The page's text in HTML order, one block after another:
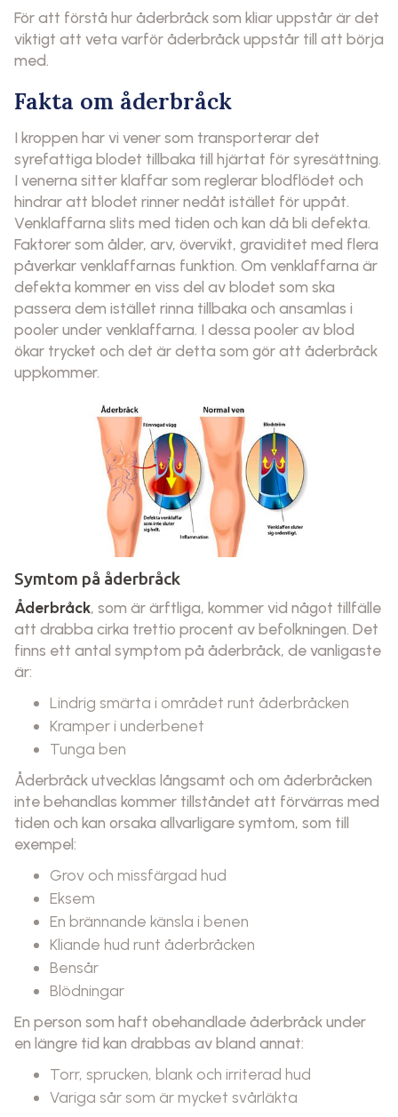
För att förstå hur åderbråck som kliar uppstår är det
viktigt att veta varför åderbråck uppstår till att börja
med.
Fakta om åderbråck
I kroppen har vi vener som transporterar det
syrefattiga blodet tillbaka till hjärtat för syresättning.
I venerna sitter klaffar som reglerar blodflödet och
hindrar att blodet rinner nedåt istället för uppåt.
Venklaffarna slits med tiden och kan då bli defekta.
Faktorer som ålder, arv, övervikt, graviditet med flera
påverkar venklaffarnas funktion. Om venklaffarna är
defekta kommer en viss del av blodet som ska
passera dem istället rinna tillbaka och ansamlas i
pooler under venklaffarna. I dessa pooler av blod
ökar trycket och det är detta som gör att åderbråck
uppkommer.
Symtom på åderbråck
Åderbråck, som är ärftliga, kommer vid något tillfälle
att drabba cirka trettio procent av befolkningen. Det
finns ett antal symptom på åderbråck, de vanligaste
är:
Lindrig smärta i området runt åderbråcken
Kramper i underbenet
Tunga ben
Åderbråck utvecklas långsamt och om åderbråcken
inte behandlas kommer tillståndet att förvärras med
tiden och kan orsaka allvarligare symtom, som till
exempel:
Grov och missfärgad hud
Eksem
En brännande känsla i benen
Kliande hud runt åderbråcken
Bensår
Blödningar
En person som haft obehandlade åderbråck under
en längre tid kan drabbas av bland annat:
Torr, sprucken, blank och irriterad hud
Variga sår som är mycket svårläkta